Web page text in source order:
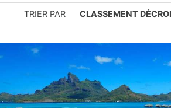
TRIER PAR CLASSEMENT